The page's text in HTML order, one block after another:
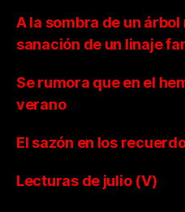
A la sombra de un
sanación de un linaje
Se rumora que en el
verano
El sazón en los
Lecturas de julio (V)